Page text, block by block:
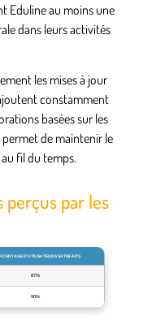
Eduline au moins une
dans leurs activités
les mises à jour
constamment
basées sur les
de maintenir le
fil du temps.
perçus par les
D’UTILISATEURS SATISFAITS
87%
90%